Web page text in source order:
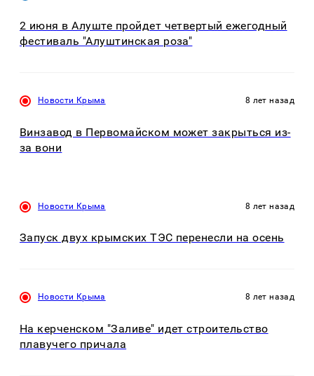
2 июня в Алуште пройдет четвертый ежегодный
фестиваль "Алуштинская роза"
Новости Крыма 8 лет назад
Винзавод в Первомайском может закрыться из-
за вони
Новости Крыма 8 лет назад
Запуск двух крымских ТЭС перенесли на осень
Новости Крыма 8 лет назад
На керченском "Заливе" идет строительство
плавучего причала